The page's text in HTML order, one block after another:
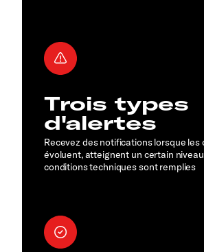
Trois types
d'alertes
Recevez des notifications lorsque les
évoluent, atteignent un certain
conditions techniques sont remplies